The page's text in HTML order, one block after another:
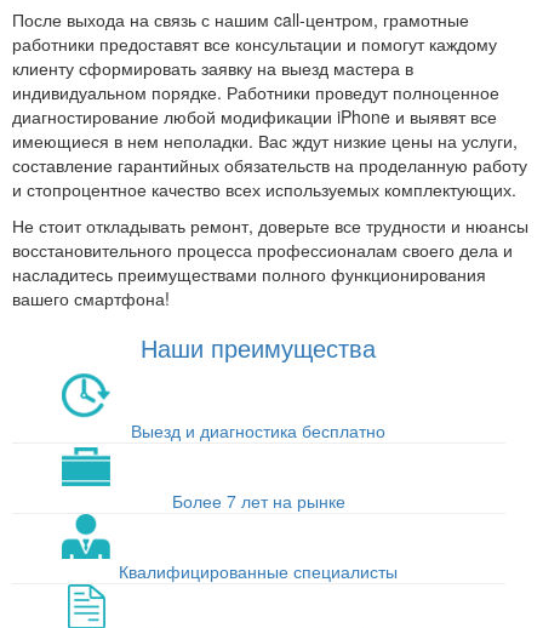
После выхода на связь с нашим call-центром, грамотные
работники предоставят все консультации и помогут каждому
клиенту сформировать заявку на выезд мастера в
индивидуальном порядке. Работники проведут полноценное
диагностирование любой модификации iPhone и выявят все
имеющиеся в нем неполадки. Вас ждут низкие цены на услуги,
составление гарантийных обязательств на проделанную работу
и стопроцентное качество всех используемых комплектующих.
Не стоит откладывать ремонт, доверьте все трудности и нюансы
восстановительного процесса профессионалам своего дела и
насладитесь преимуществами полного функционирования
вашего смартфона!
Наши преимущества
Выезд и диагностика бесплатно
Более 7 лет на рынке
Квалифицированные специалисты